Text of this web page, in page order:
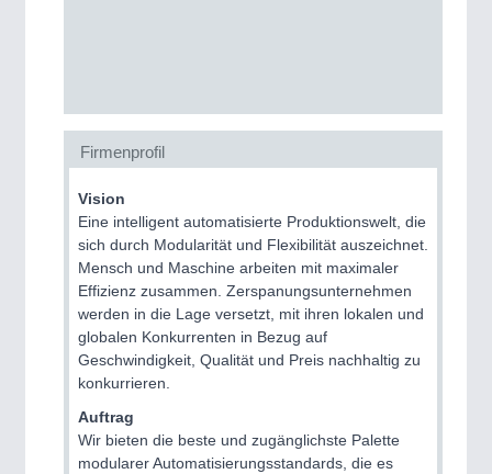
MOTION21XX
Motors & Electric Motion
Firmenprofil
Vision
Eine intelligent automatisierte Produktionswelt, die
sich durch Modularität und Flexibilität auszeichnet.
Mensch und Maschine arbeiten mit maximaler
Effizienz zusammen. Zerspanungsunternehmen
werden in die Lage versetzt, mit ihren lokalen und
globalen Konkurrenten in Bezug auf
Geschwindigkeit, Qualität und Preis nachhaltig zu
konkurrieren.
Auftrag
Wir bieten die beste und zugänglichste Palette
modularer Automatisierungsstandards, die es